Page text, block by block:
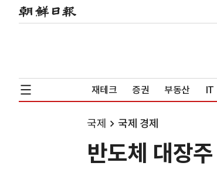
재테크 증권 부동산 IT
국제 국제 경제
반도체 대장